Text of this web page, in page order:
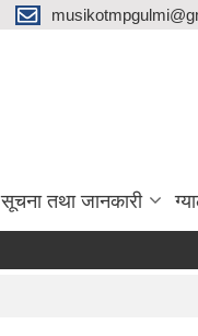
सूचना तथा जानकारी